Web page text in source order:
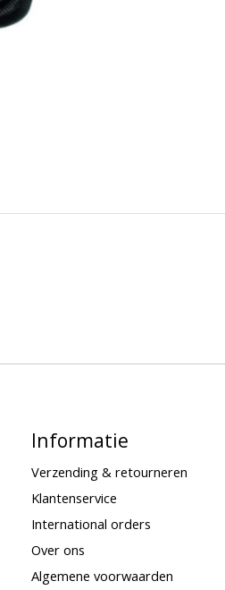
Informatie
Verzending & retourneren
Klantenservice
International orders
Over ons
Algemene voorwaarden